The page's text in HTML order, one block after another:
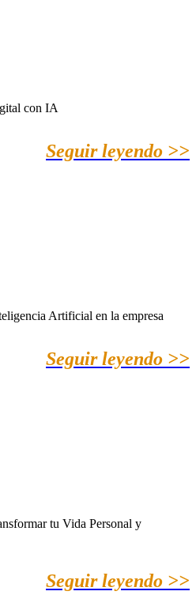
con IA
Seguir leyendo >>
Artificial en la empresa
Seguir leyendo >>
tu Vida Personal y
Seguir leyendo >>